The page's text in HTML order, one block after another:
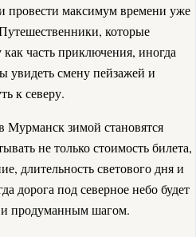
провести максимум времени уже
которые
часть приключения, иногда
увидеть смену пейзажей и
к северу.
зимой становятся
не только стоимость билета,
длительность светового дня и
дорога под северное небо будет
продуманным шагом.